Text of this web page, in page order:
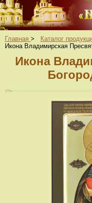
Главная > Каталог
Икона Владимирская
Икона